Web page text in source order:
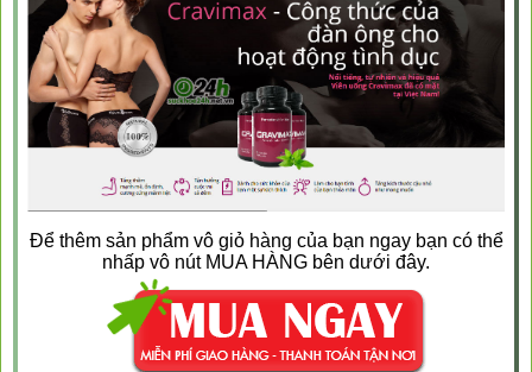
Để thêm sản phẩm vô giỏ hàng của bạn ngay bạn có thể
nhấp vô nút MUA HÀNG bên dưới đây.